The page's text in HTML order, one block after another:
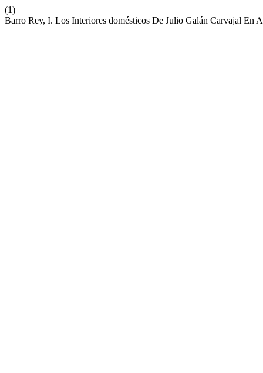
(1)
Barro Rey, I. Los Interiores domésticos De Julio Galán Carvajal En